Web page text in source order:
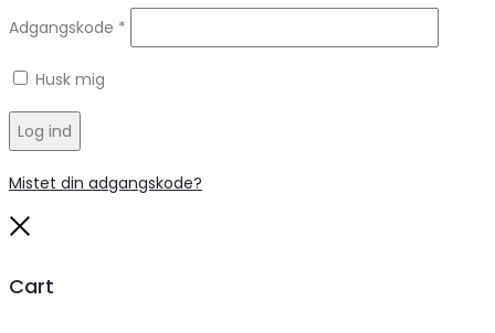
Adgangskode *
Husk mig
Log ind
Mistet din adgangskode?
Cart